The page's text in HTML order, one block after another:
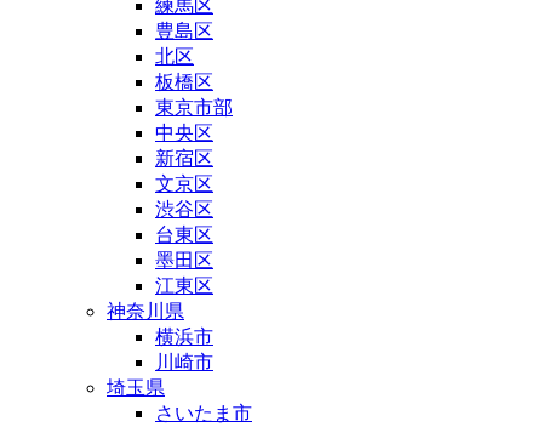
練馬区
豊島区
北区
板橋区
東京市部
中央区
新宿区
文京区
渋谷区
台東区
墨田区
江東区
神奈川県
横浜市
川崎市
埼玉県
さいたま市